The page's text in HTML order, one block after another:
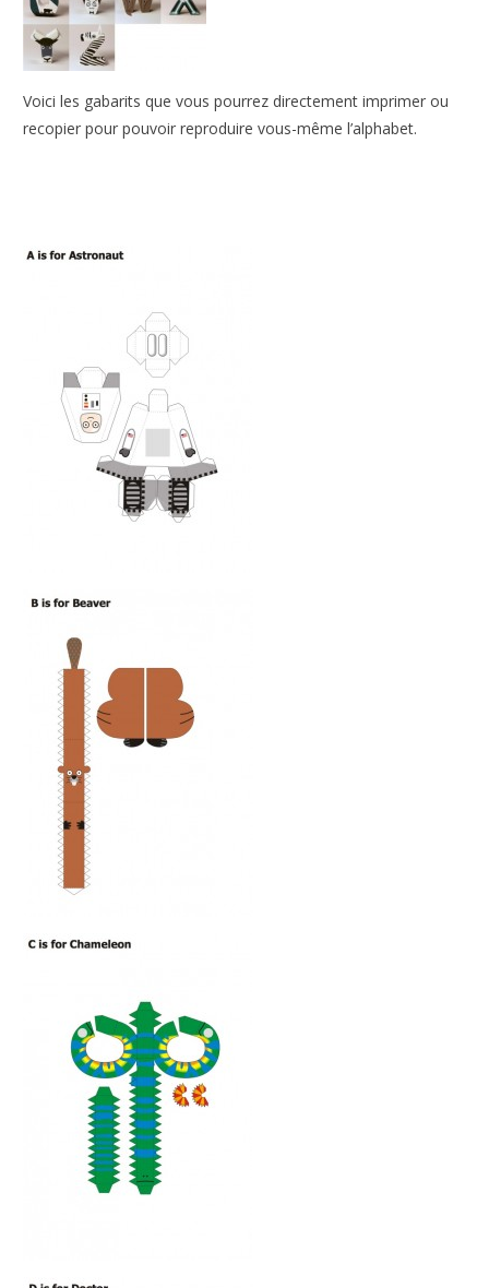
Voici les gabarits que vous pourrez directement imprimer ou
recopier pour pouvoir reproduire vous-même l’alphabet.